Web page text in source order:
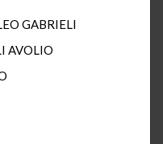
GABRIELI
AVOLIO